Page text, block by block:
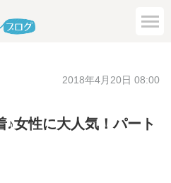
2018年4月20日 08:00
♪女性に大人気！パート